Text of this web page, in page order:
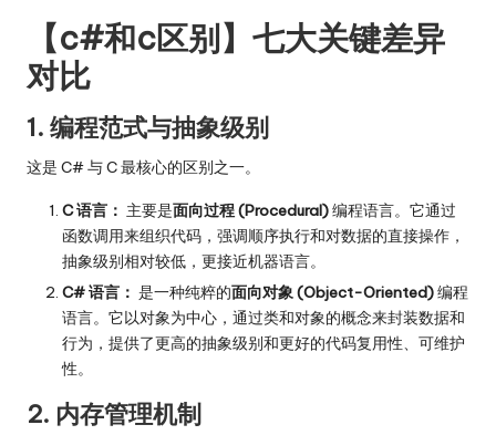
【c#和c区别】七大关键差异
对比
1. 编程范式与抽象级别
这是 C# 与 C 最核心的区别之一。
C 语言： 主要是面向过程 (Procedural)编程语言。它通过
函数调用来组织代码，强调顺序执行和对数据的直接操作，
抽象级别相对较低，更接近机器语言。
C# 语言： 是一种纯粹的面向对象 (Object-Oriented)编程
语言。它以对象为中心，通过类和对象的概念来封装数据和
行为，提供了更高的抽象级别和更好的代码复用性、可维护
性。
2. 内存管理机制